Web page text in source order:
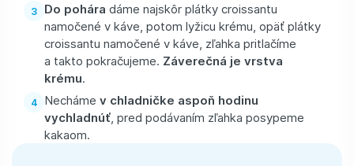
Do pohára dáme najskôr plátky croissantu
namočené v káve, potom lyžicu krému, opäť plátky
croissantu namočené v káve, zľahka pritlačíme
a takto pokračujeme. Záverečná je vrstva
krému.
Necháme v chladničke aspoň hodinu
vychladnúť, pred podávaním zľahka posypeme
kakaom.